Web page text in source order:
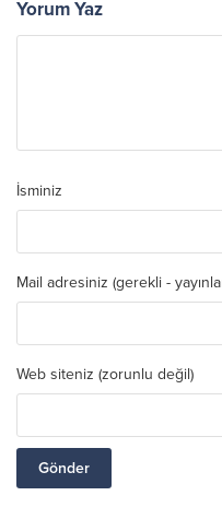
Yorum Yaz
İsminiz
Mail adresiniz (gerekli -
Web siteniz (zorunlu değil)